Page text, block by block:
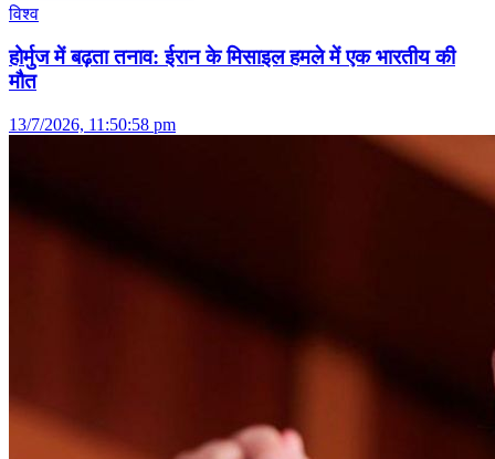
विश्व
होर्मुज में बढ़ता तनाव: ईरान के मिसाइल हमले में एक भारतीय की
मौत
13/7/2026, 11:50:58 pm